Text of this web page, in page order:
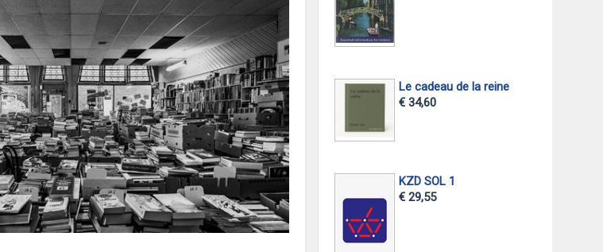
Le cadeau de la reine
€ 34,60
KZD SOL 1
€ 29,55